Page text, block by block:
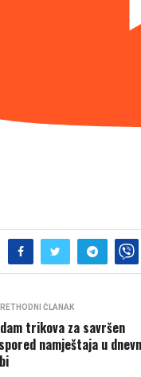
ČLANAK
trikova za savršen
namještaja u